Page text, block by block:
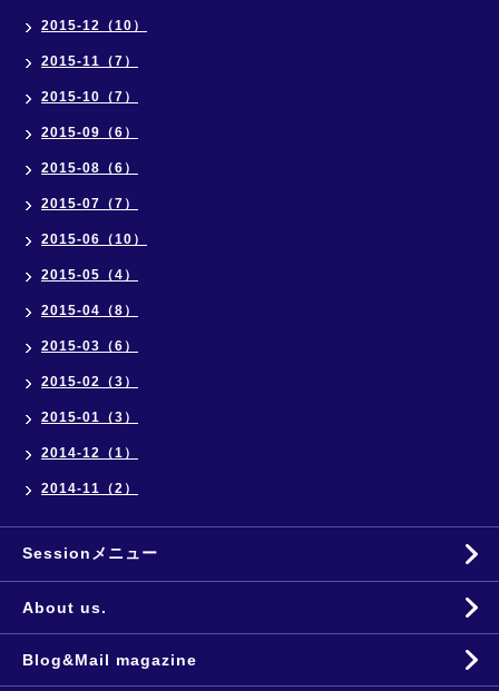
2015-12（10）
2015-11（7）
2015-10（7）
2015-09（6）
2015-08（6）
2015-07（7）
2015-06（10）
2015-05（4）
2015-04（8）
2015-03（6）
2015-02（3）
2015-01（3）
2014-12（1）
2014-11（2）
Sessionメニュー
About us.
Blog&Mail magazine